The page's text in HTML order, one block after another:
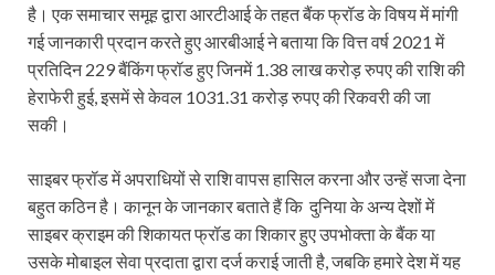
है। एक समाचार समूह द्वारा आरटीआई के तहत बैंक फ्रॉड के विषय में मांगी
गई जानकारी प्रदान करते हुए आरबीआई ने बताया कि वित्त वर्ष 2021 में
प्रतिदिन 229 बैंकिंग फ्रॉड हुए जिनमें 1.38 लाख करोड़ रुपए की राशि की
हेराफेरी हुई, इसमें से केवल 1031.31 करोड़ रुपए की रिकवरी की जा
सकी।
साइबर फ्रॉड में अपराधियों से राशि वापस हासिल करना और उन्हें सजा देना
बहुत कठिन है। कानून के जानकार बताते हैं कि दुनिया के अन्य देशों में
साइबर क्राइम की शिकायत फ्रॉड का शिकार हुए उपभोक्ता के बैंक या
उसके मोबाइल सेवा प्रदाता द्वारा दर्ज कराई जाती है, जबकि हमारे देश में यह